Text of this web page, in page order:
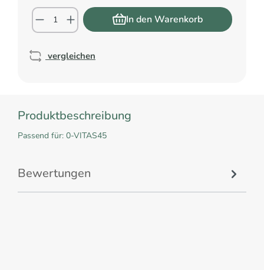
In den Warenkorb
vergleichen
Produktbeschreibung
Passend für: 0-VITAS45
Bewertungen